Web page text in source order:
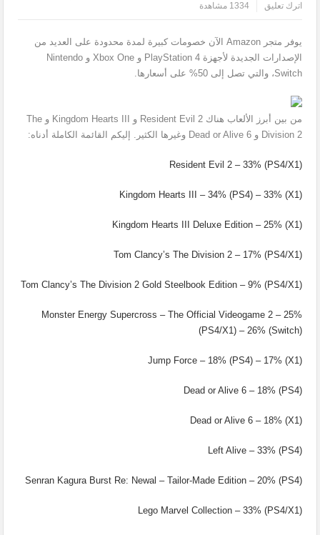
اترك تعليق
1334 مشاهدة
يوفر متجر Amazon الآن خصومات كبيرة لمدة محدودة على العديد من
الإصدارات الجديدة لأجهزة PlayStation 4 و Xbox One و Nintendo
Switch، والتي تصل إلى 50% على أسعارها.
من بين أبرز الألعاب هناك Resident Evil 2 و Kingdom Hearts III و The
Division 2 و Dead or Alive 6 وغيرها الكثير. إليكم القائمة الكاملة أدناه:
Resident Evil 2 – 33% (PS4/X1)
Kingdom Hearts III – 34% (PS4) – 33% (X1)
Kingdom Hearts III Deluxe Edition – 25% (X1)
Tom Clancy’s The Division 2 – 17% (PS4/X1)
Tom Clancy’s The Division 2 Gold Steelbook Edition – 9% (PS4/X1)
Monster Energy Supercross – The Official Videogame 2 – 25%
(PS4/X1) – 26% (Switch)
Jump Force – 18% (PS4) – 17% (X1)
Dead or Alive 6 – 18% (PS4)
Dead or Alive 6 – 18% (X1)
Left Alive – 33% (PS4)
Senran Kagura Burst Re: Newal – Tailor-Made Edition – 20% (PS4)
Lego Marvel Collection – 33% (PS4/X1)